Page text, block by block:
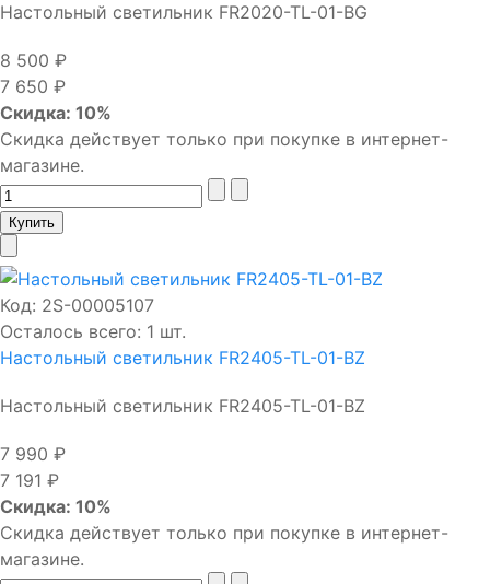
Настольный светильник FR2020-TL-01-BG
8 500 ₽
7 650 ₽
Скидка: 10%
Скидка действует только при покупке в интернет-
магазине.
Код: 2S-00005107
Осталось всего: 1 шт.
Настольный светильник FR2405-TL-01-BZ
Настольный светильник FR2405-TL-01-BZ
7 990 ₽
7 191 ₽
Скидка: 10%
Скидка действует только при покупке в интернет-
магазине.